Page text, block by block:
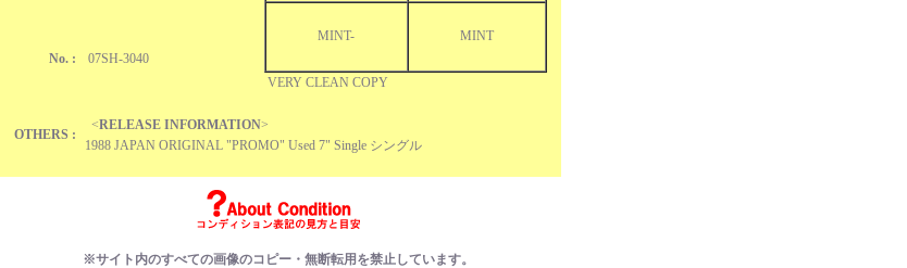
MINT- MINT
VERY CLEAN COPY
No. : 07SH-3040
OTHERS :
<RELEASE INFORMATION>
1988 JAPAN ORIGINAL "PROMO" Used 7" Single シングル
※サイト内のすべての画像のコピー・無断転用を禁止しています。